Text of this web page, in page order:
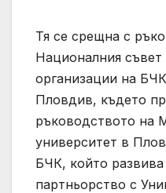
Тя се срещна с
Националния
организации на
Пловдив, където
ръководството на
университет в
БЧК, който
партньорство с